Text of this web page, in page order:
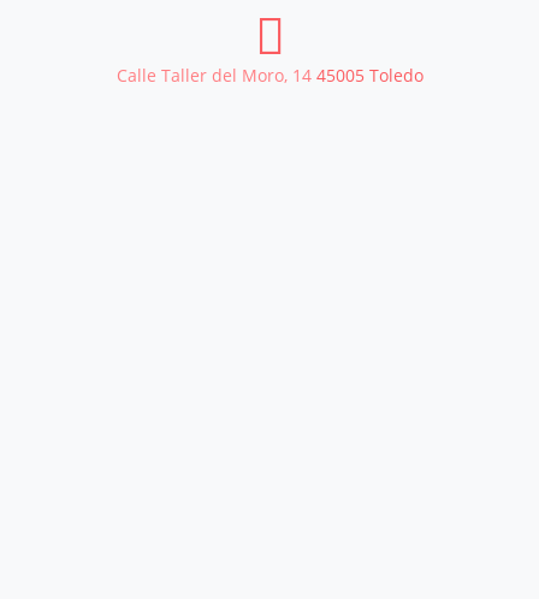
Calle Taller del Moro, 14 45005 Toledo